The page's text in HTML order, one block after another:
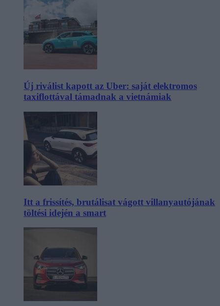
Új riválist kapott az Uber: saját elektromos
taxiflottával támadnak a vietnámiak
Itt a frissítés, brutálisat vágott villanyautójának
töltési idején a smart